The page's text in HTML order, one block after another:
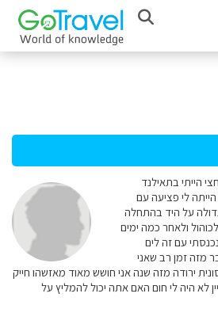
הייתי בתאילנד
הייתה לי פציעה עם
על היד בהתחלה
ולאחר כמה ימים
עם זה לים
מזה זמן רב שאני
ירודה מזה שנה אני חושש מאוד מאזשהו חייק
לא היה לי חום האם אתה יכול להמליץ על